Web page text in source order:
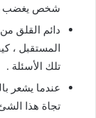
شخص يغضب
دائم القلق
المستقبل ،
تلك الأسئلة .
عندما يشعر
تجاة هذا